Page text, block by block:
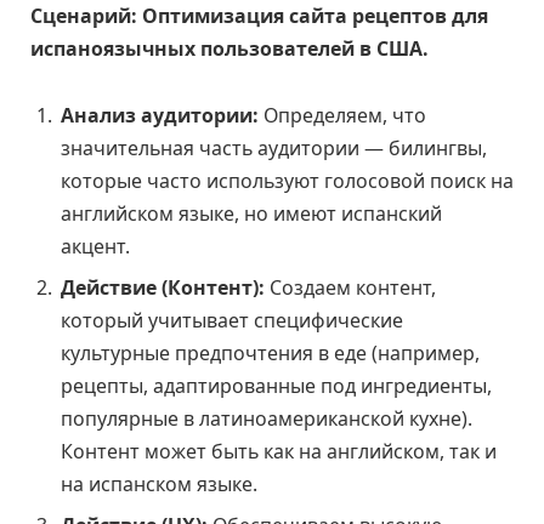
Сценарий: Оптимизация сайта рецептов для
испаноязычных пользователей в США.
Анализ аудитории: Определяем, что
значительная часть аудитории — билингвы,
которые часто используют голосовой поиск на
английском языке, но имеют испанский
акцент.
Действие (Контент): Создаем контент,
который учитывает специфические
культурные предпочтения в еде (например,
рецепты, адаптированные под ингредиенты,
популярные в латиноамериканской кухне).
Контент может быть как на английском, так и
на испанском языке.